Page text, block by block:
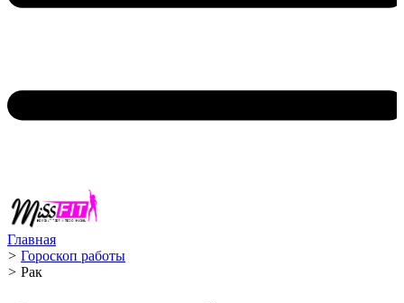
Главная
> Гороскоп работы
> Рак ️